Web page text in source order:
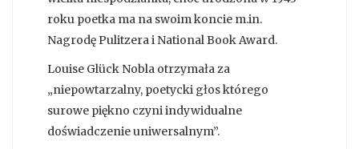
roku poetka ma na swoim koncie m.in.
Nagrodę Pulitzera i National Book Award.
Louise Glück Nobla otrzymała za
„niepowtarzalny, poetycki głos którego
surowe piękno czyni indywidualne
doświadczenie uniwersalnym”.